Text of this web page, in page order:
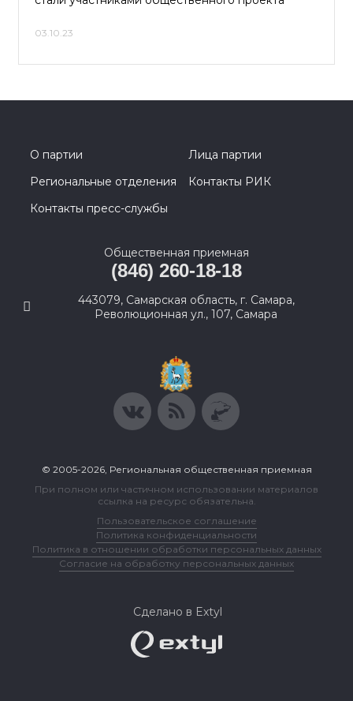
03.10.23
О партии
Лица партии
Региональные отделения
Контакты РИК
Контакты пресс-службы
Общественная приемная
(846) 260-18-18
443079, Самарская область, г. Самара,
Революционная ул., 107, Самара
© 2005-2026, Региональная общественная приемная
При полном или частичном использовании материалов
ссылка на ресурс обязательна.
Пользовательское соглашение
Политика конфиденциальности
Политика в отношении обработки персональных данных
Согласие на обработку персональных данных
Сделано в Extyl